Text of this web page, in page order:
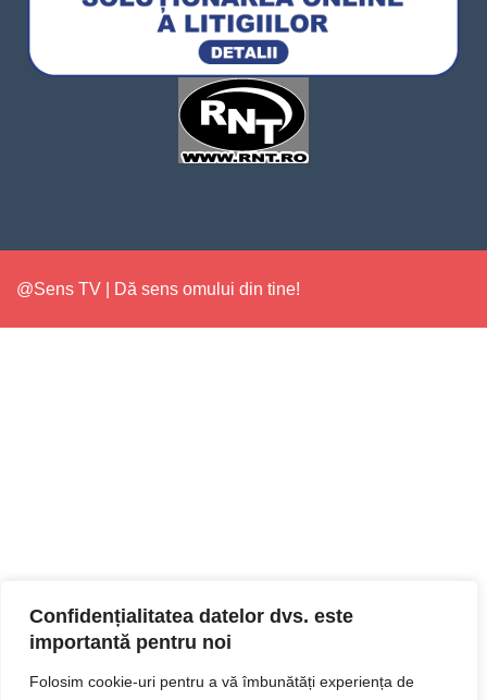
Confidențialitatea datelor dvs. este
importantă pentru noi
Folosim cookie-uri pentru a vă îmbunătăți experiența de
@Sens TV | Dă sens omului din tine!